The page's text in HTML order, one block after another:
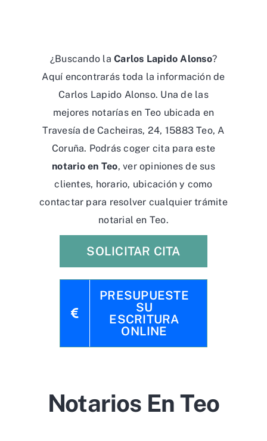
¿Buscando laCarlos Lapido Alonso?
Aquí encontrarás toda la información de
Carlos Lapido Alonso. Una de las
mejores notarías en Teo ubicada en
Travesía de Cacheiras, 24, 15883 Teo, A
Coruña. Podrás coger cita para este
notario en Teo, ver opiniones de sus
clientes, horario, ubicación y como
contactar para resolver cualquier trámite
notarial en Teo.
SOLICITAR CITA
PRESUPUESTE
SU
ESCRITURA
ONLINE
Notarios En Teo